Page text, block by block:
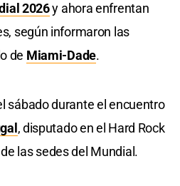
2026y ahora enfrentan
según informaron las
de Miami-Dade.
sábado durante el encuentro
, disputado en el Hard Rock
las sedes del Mundial.